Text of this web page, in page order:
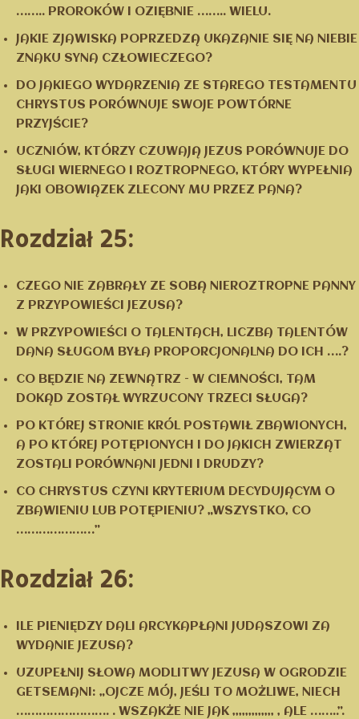
…….. PROROKÓW I OZIĘBNIE …….. WIELU.
JAKIE ZJAWISKA POPRZEDZĄ UKAZANIE SIĘ NA NIEBIE
ZNAKU SYNA CZŁOWIECZEGO?
DO JAKIEGO WYDARZENIA ZE STAREGO TESTAMENTU
CHRYSTUS PORÓWNUJE SWOJE POWTÓRNE
PRZYJŚCIE?
UCZNIÓW, KTÓRZY CZUWAJĄ JEZUS PORÓWNUJE DO
SŁUGI WIERNEGO I ROZTROPNEGO, KTÓRY WYPEŁNIA
JAKI OBOWIĄZEK ZLECONY MU PRZEZ PANA?
Rozdział 25:
CZEGO NIE ZABRAŁY ZE SOBĄ NIEROZTROPNE PANNY
Z PRZYPOWIEŚCI JEZUSA?
W PRZYPOWIEŚCI O TALENTACH, LICZBA TALENTÓW
DANA SŁUGOM BYŁA PROPORCJONALNA DO ICH ….?
CO BĘDZIE NA ZEWNĄTRZ – W CIEMNOŚCI, TAM
DOKĄD ZOSTAŁ WYRZUCONY TRZECI SŁUGA?
PO KTÓREJ STRONIE KRÓL POSTAWIŁ ZBAWIONYCH,
A PO KTÓREJ POTĘPIONYCH I DO JAKICH ZWIERZĄT
ZOSTALI PORÓWNANI JEDNI I DRUDZY?
CO CHRYSTUS CZYNI KRYTERIUM DECYDUJĄCYM O
ZBAWIENIU LUB POTĘPIENIU? „WSZYSTKO, CO
…………………”
Rozdział 26:
ILE PIENIĘDZY DALI ARCYKAPŁANI JUDASZOWI ZA
WYDANIE JEZUSA?
UZUPEŁNIJ SŁOWA MODLITWY JEZUSA W OGRODZIE
GETSEMANI: „OJCZE MÓJ, JEŚLI TO MOŻLIWE, NIECH
……………………. . WSZAKŻE NIE JAK ,,,,,,,,,,,,, , ALE ……..”.